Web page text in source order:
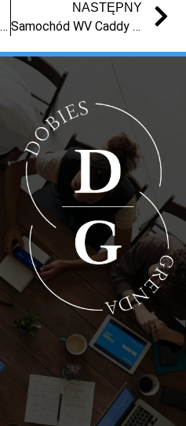
Samochód Mercedes Vito 2003 r.
NASTĘPNY
Samochód WV Caddy z 2009 r. (USZKODZONY)